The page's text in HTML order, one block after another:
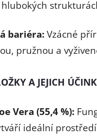
bariéra: Vzácné
pružnou a
A JEJICH
Vera (55,4 %):
ideální